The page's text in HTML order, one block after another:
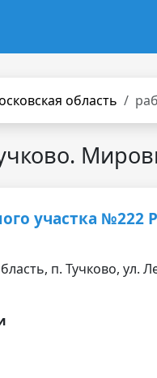
область
участка №222
п. Тучково, ул.